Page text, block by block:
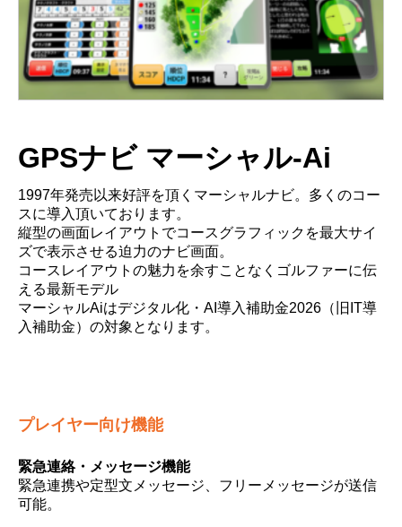
GPSナビ マーシャル-Ai
1997年発売以来好評を頂くマーシャルナビ。多くのコー
スに導入頂いております。
縦型の画面レイアウトでコースグラフィックを最大サイ
ズで表示させる迫力のナビ画面。
コースレイアウトの魅力を余すことなくゴルファーに伝
える最新モデル
マーシャルAiはデジタル化・AI導入補助金2026（旧IT導
入補助金）の対象となります。
プレイヤー向け機能
緊急連絡・メッセージ機能
緊急連携や定型文メッセージ、フリーメッセージが送信
可能。